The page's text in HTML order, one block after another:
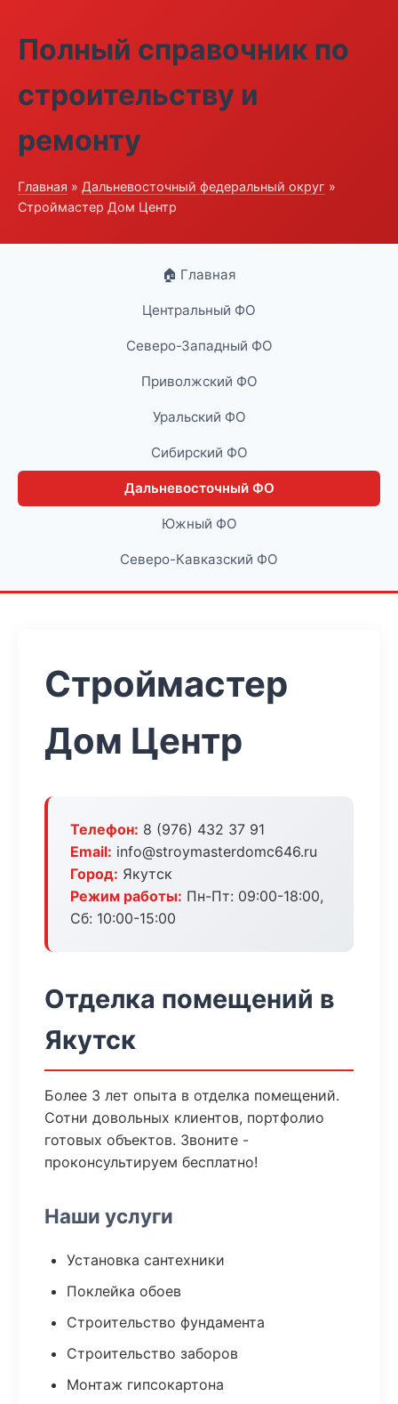
Полный справочник по
строительству и
ремонту
Главная » Дальневосточный федеральный округ »
Строймастер Дом Центр
🏠 Главная
Центральный ФО
Северо-Западный ФО
Приволжский ФО
Уральский ФО
Сибирский ФО
Дальневосточный ФО
Южный ФО
Северо-Кавказский ФО
Строймастер
Дом Центр
Телефон: 8 (976) 432 37 91
Email: info@stroymasterdomc646.ru
Город: Якутск
Режим работы: Пн-Пт: 09:00-18:00,
Сб: 10:00-15:00
Отделка помещений в
Якутск
Более 3 лет опыта в отделка помещений.
Сотни довольных клиентов, портфолио
готовых объектов. Звоните -
проконсультируем бесплатно!
Наши услуги
Установка сантехники
Поклейка обоев
Строительство фундамента
Строительство заборов
Монтаж гипсокартона